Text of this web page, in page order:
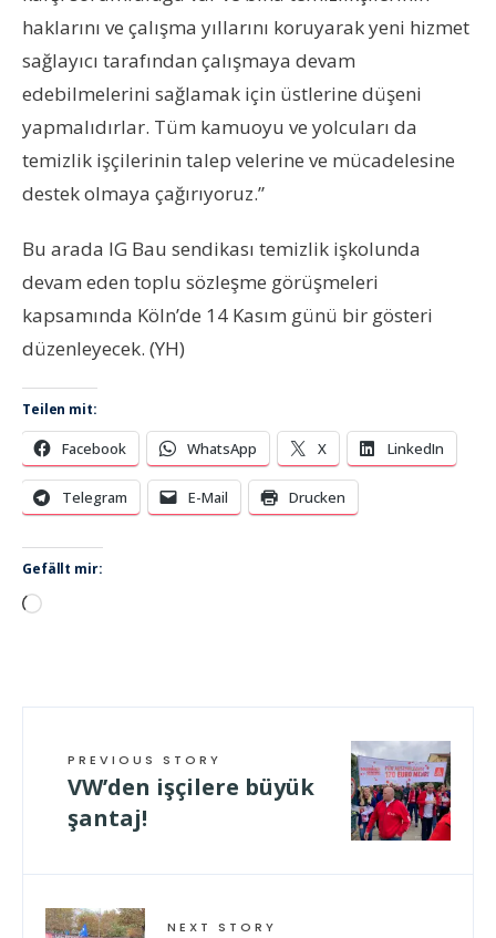
haklarını ve çalışma yıllarını koruyarak yeni hizmet
sağlayıcı tarafından çalışmaya devam
edebilmelerini sağlamak için üstlerine düşeni
yapmalıdırlar. Tüm kamuoyu ve yolcuları da
temizlik işçilerinin talep velerine ve mücadelesine
destek olmaya çağırıyoruz.”
Bu arada IG Bau sendikası temizlik işkolunda
devam eden toplu sözleşme görüşmeleri
kapsamında Köln’de 14 Kasım günü bir gösteri
düzenleyecek. (YH)
Teilen mit:
Facebook WhatsApp X LinkedIn
Telegram E-Mail Drucken
Gefällt mir:
Wird
PREVIOUS STORY
VW’den işçilere büyük
şantaj!
NEXT STORY